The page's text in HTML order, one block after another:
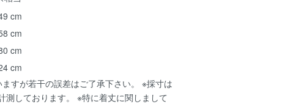
cm
cm
cm
cm
すが若干の誤差はご了承下さい。 ※採寸は
測しております。 ※特に着丈に関しまして